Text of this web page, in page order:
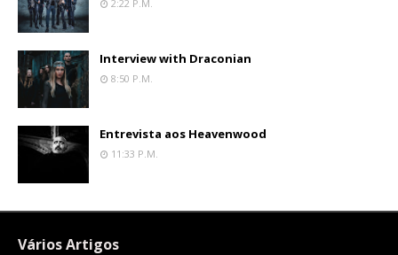
2:22 P.m.
Interview with Draconian
8:50 P.m.
Entrevista aos Heavenwood
11:33 P.m.
Vários Artigos